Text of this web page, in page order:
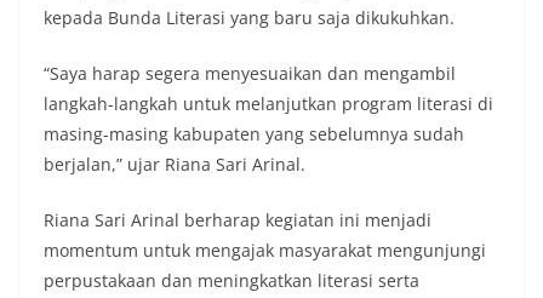
kepada Bunda Literasi yang baru saja dikukuhkan.
“Saya harap segera menyesuaikan dan mengambil
langkah-langkah untuk melanjutkan program literasi di
masing-masing kabupaten yang sebelumnya sudah
berjalan,” ujar Riana Sari Arinal.
Riana Sari Arinal berharap kegiatan ini menjadi
momentum untuk mengajak masyarakat mengunjungi
perpustakaan dan meningkatkan literasi serta